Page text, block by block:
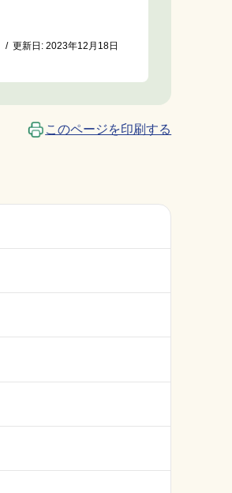
/ 更新日:2023年12月18日
このページを印刷する